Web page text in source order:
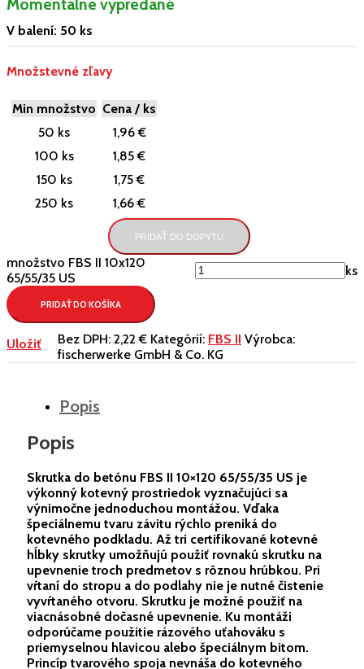
V balení: 50 ks
Množstevné zľavy
Min množstvo Cena / ks
50 ks
1,96 €
100 ks
1,85 €
150 ks
1,75 €
250 ks
1,66 €
PRIDAŤ DO DOPYTU
množstvo FBS II 10x120
65/55/35 US
ks
PRIDAŤ DO KOŠÍKA
Uložiť Bez DPH: 2,22 € Kategórií: FBS II Výrobca:
fischerwerke GmbH & Co. KG
Popis
Popis
Skrutka do betónu FBS II 10×120 65/55/35 US je
výkonný kotevný prostriedok vyznačujúci sa
výnimočne jednoduchou montážou. Vďaka
špeciálnemu tvaru závitu rýchlo preniká do
kotevného podkladu. Až tri certifikované kotevné
hĺbky skrutky umožňujú použiť rovnakú skrutku na
upevnenie troch predmetov s rôznou hrúbkou. Pri
vŕtaní do stropu a do podlahy nie je nutné čistenie
vyvŕtaného otvoru. Skrutku je možné použiť na
viacnásobné dočasné upevnenie. Ku montáži
odporúčame použitie rázového uťahováku s
priemyselnou hlavicou alebo špeciálnym bitom.
Princíp tvarového spoja nevnáša do kotevného